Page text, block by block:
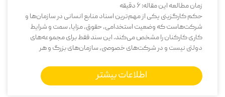
زمان مطالعه این مقاله:6 دقیقه
حکم کارگزینی یکی از مهم‌ترین اسناد منابع انسانی در سازمان‌ها و
شرکت‌هاست که وضعیت استخدامی، حقوق، مزایا، سمت و شرایط
کاری کارکنان را مشخص می‌کند. این سند فقط برای مجموعه‌های
دولتی نیست و در شرکت‌های خصوصی، سازمان‌های بزرگ و هر
اطلاعات بیشتر